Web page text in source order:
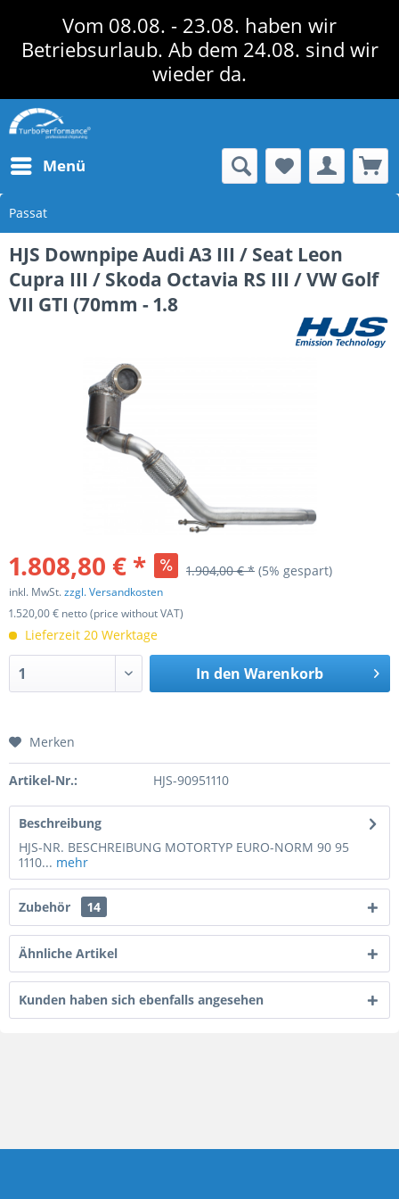
Vom 08.08. - 23.08. haben wir
Betriebsurlaub. Ab dem 24.08. sind wir
wieder da.
Menü
Passat
HJS Downpipe Audi A3 III / Seat Leon
Cupra III / Skoda Octavia RS III / VW Golf
VII GTI (70mm - 1.8
1.808,80 € * 1.904,00 € * (5% gespart)
inkl. MwSt.zzgl. Versandkosten
1.520,00 € netto (price without VAT)
Lieferzeit 20 Werktage
In den Warenkorb
Merken
Artikel-Nr.: HJS-90951110
Beschreibung
HJS-NR. BESCHREIBUNG MOTORTYP EURO-NORM 90 95
1110... mehr
Zubehör 14
Ähnliche Artikel
Kunden haben sich ebenfalls angesehen